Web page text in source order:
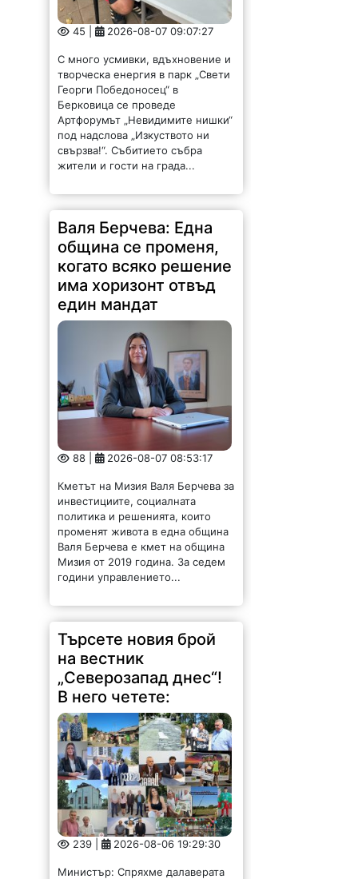
45 | 2026-08-07 09:07:27
творческа енергия в парк „Свети
Георги Победоносец“ в
Берковица се проведе
Артфорумът „Невидимите нишки“
под надслова „Изкуството ни
свързва!“. Събитието събра
жители и гости на града...
Валя Берчева: Една
община се променя,
когато всяко решение
има хоризонт отвъд
един мандат
инвестициите, социалната
политика и решенията, които
променят живота в една община
Валя Берчева е кмет на община
Мизия от 2019 година. За седем
години управлението...
Търсете новия брой
на вестник
„Северозапад днес“!
В него четете:
239 | 2026-08-06 19:29:30
за скандалните ливади около